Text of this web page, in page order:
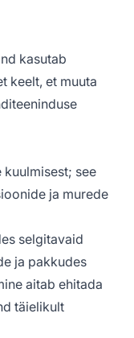
kasutab
keelt, et muuta
kuulmisest; see
ja murede
selgitavaid
ja pakkudes
aitab ehitada
täielikult